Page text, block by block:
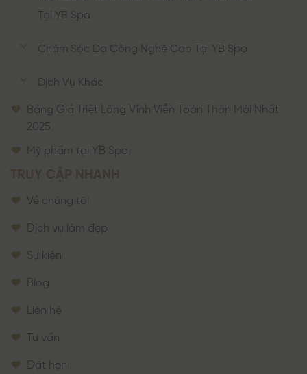
Tại YB Spa
Chăm Sóc Da Công Nghệ Cao Tại YB Spa
Dịch Vụ Khác
Bảng Giá Triệt Lông Vĩnh Viễn Toàn Thân Mới Nhất
2025
Mỹ phẩm tại YB Spa
Về chúng tôi
Dịch vụ làm đẹp
Sự kiện
Blog
Liên hệ
Tư vấn
Đặt hẹn